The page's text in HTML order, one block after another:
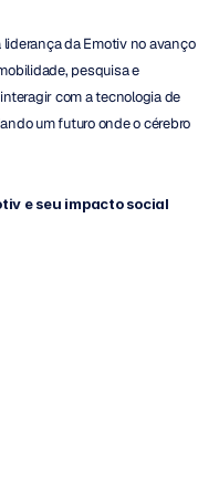
da Emotiv no avanço
pesquisa e
com a tecnologia de
um futuro onde o cérebro
e seu impacto social